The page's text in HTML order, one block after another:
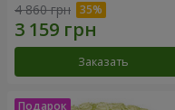
4 860 грн
Заказать